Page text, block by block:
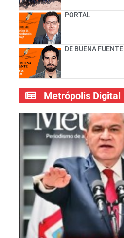
PORTAL
DE BUENA FUENTE
Metrópolis Digital